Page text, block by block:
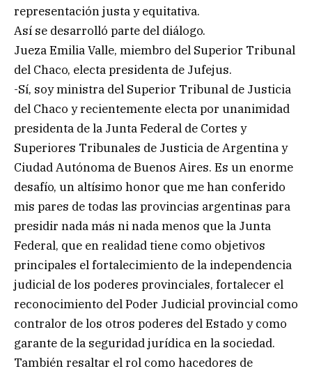
representación justa y equitativa.
Así se desarrolló parte del diálogo.
Jueza Emilia Valle, miembro del Superior Tribunal
del Chaco, electa presidenta de Jufejus.
-Sí, soy ministra del Superior Tribunal de Justicia
del Chaco y recientemente electa por unanimidad
presidenta de la Junta Federal de Cortes y
Superiores Tribunales de Justicia de Argentina y
Ciudad Autónoma de Buenos Aires. Es un enorme
desafío, un altísimo honor que me han conferido
mis pares de todas las provincias argentinas para
presidir nada más ni nada menos que la Junta
Federal, que en realidad tiene como objetivos
principales el fortalecimiento de la independencia
judicial de los poderes provinciales, fortalecer el
reconocimiento del Poder Judicial provincial como
contralor de los otros poderes del Estado y como
garante de la seguridad jurídica en la sociedad.
También resaltar el rol como hacedores de